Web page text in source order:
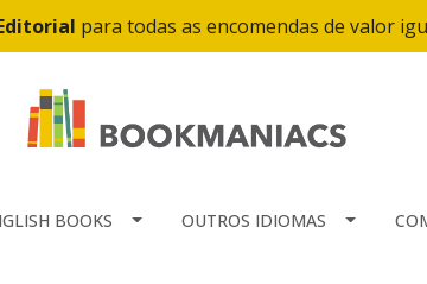
para todas as encomendas de valor
BOOKS OUTROS IDIOMAS